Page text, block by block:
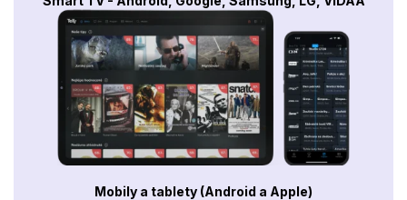
Mobily a tablety (Android a Apple)